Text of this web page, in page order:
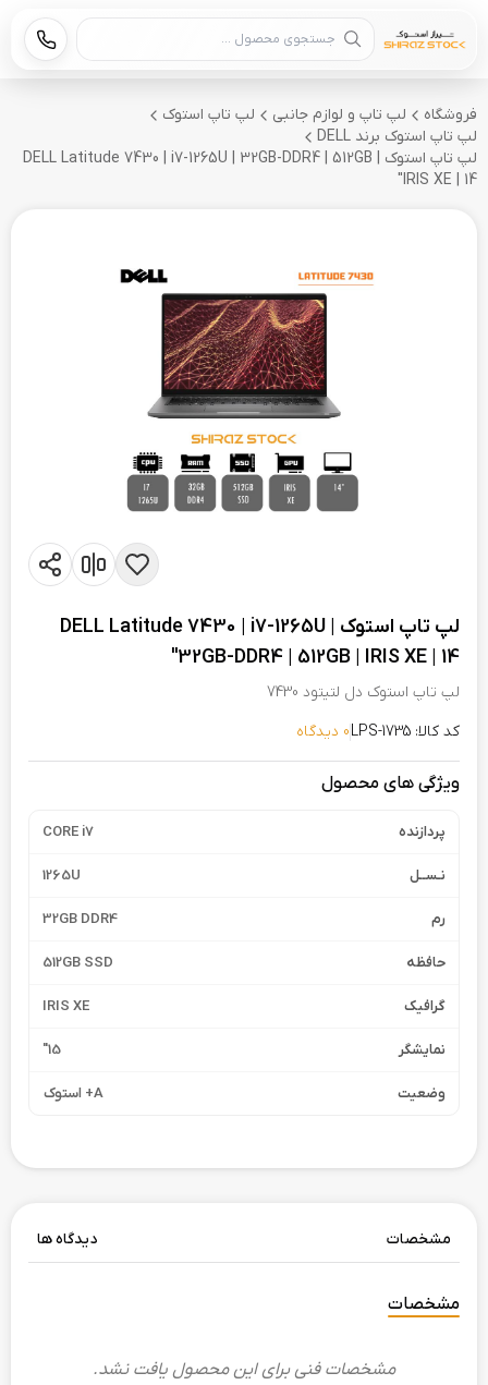
جستجوی محصول
فروشگاه لپ تاپ و لوازم جانبی
لپ تاپ استوک
لپ تاپ استوک برند DELL
لپ تاپ استوک DELL Latitude 7430 | i7-1265U | 32GB-DDR4 | 512GB |
IRIS XE | 14"
لپ تاپ استوک DELL Latitude 7430 | i7-1265U |
32GB-DDR4 | 512GB | IRIS XE | 14"
لپ تاپ استوک دل لتیتود 7430
کد کالا: LPS-1735
0 دیدگاه
ویژگی های محصول
پردازنده CORE i7
نـســل 1265U
رم 32GB DDR4
حافظه 512GB SSD
گرافیک IRIS XE
نمایشگر 15"
وضعیت A+ استوک
مشخصات دیدگاه ها
مشخصات
مشخصات فنی برای این محصول یافت نشد.